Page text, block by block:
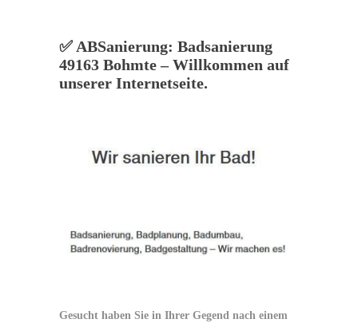
✅ ABSanierung: Badsanierung
49163 Bohmte – Willkommen auf
unserer Internetseite.
Gesucht haben Sie in Ihrer Gegend nach einem